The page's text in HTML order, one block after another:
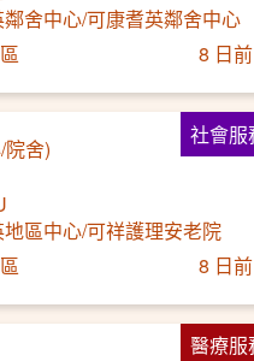
舍中心/可康耆英鄰舍中心
8 日前
社會服
舍)
區中心/可祥護理安老院
8 日前
醫療服